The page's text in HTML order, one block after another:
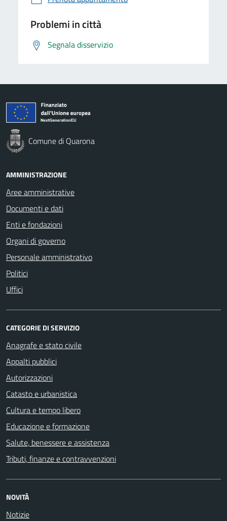
Problemi in città
Segnala disservizio
Comune di Quarona
AMMINISTRAZIONE
Aree amministrative
Documenti e dati
Enti e fondazioni
Organi di governo
Personale amministrativo
Politici
Uffici
CATEGORIE DI SERVIZIO
Anagrafe e stato civile
Appalti pubblici
Autorizzazioni
Catasto e urbanistica
Cultura e tempo libero
Educazione e formazione
Salute, benessere e assistenza
Tributi, finanze e contravvenzioni
NOVITÀ
Notizie